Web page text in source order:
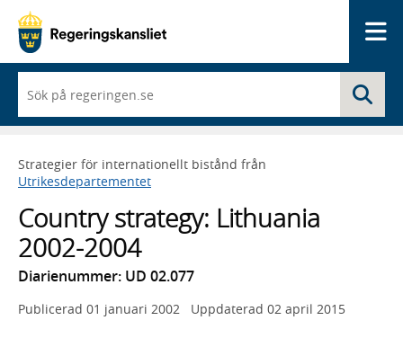
du
börjar
skriva
framträder
en
med
sökförslag
Strategier för internationellt bistånd från
Utrikesdepartementet
Country strategy: Lithuania
2002-2004
Diarienummer: UD 02.077
Publicerad 01 januari 2002 Uppdaterad 02 april 2015